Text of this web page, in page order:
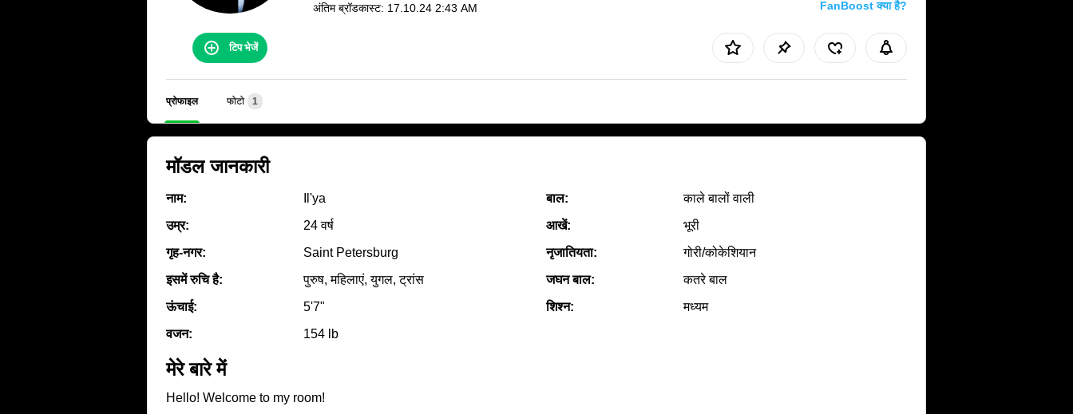
अंतिम ब्रॉडकास्ट: 17.10.24 2:43 AM
FanBoost क्या है?
टिप भेजें
प्रोफाइल फोटो 1
मॉडल जानकारी
नाम:
Il'ya
उम्र:
24 वर्ष
गृह‑नगर:
Saint Petersburg
इसमें रुचि है:
पुरुष, महिलाएं, युगल, ट्रांस
ऊंचाई:
5'7"
वजन:
154 lb
बाल:
काले बालों वाली
आखें:
भूरी
नृजातियता:
गोरी/कोकेशियान
जघन बाल:
कतरे बाल
शिश्न:
मध्यम
मेरे बारे में
Hello! Welcome to my room!